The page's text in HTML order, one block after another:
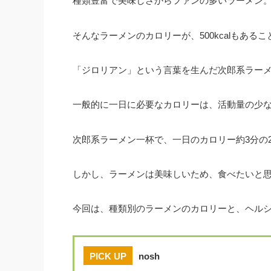
そんなラーメンのカロリーが、500kcalもある
「ジロリアン」という言葉を生んだ次郎系ラ
一般的に一日に必要なカロリーは、活動量の少
次郎系ラーメン一杯で、一日のカロリー約3分
しかし、ラーメンは美味しいため、食べたいと
今回は、種類別のラーメンのカロリーと、ヘル
PICK UP nosh